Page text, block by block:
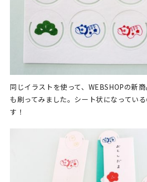
同じイラストを使って、WEBSHOPの新
も刷ってみました。シート状になってい
す！